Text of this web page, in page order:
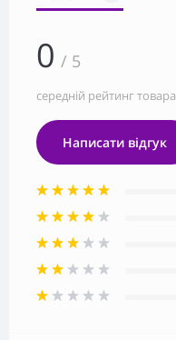
0 / 5
середній рейтинг товара
Написати відгук